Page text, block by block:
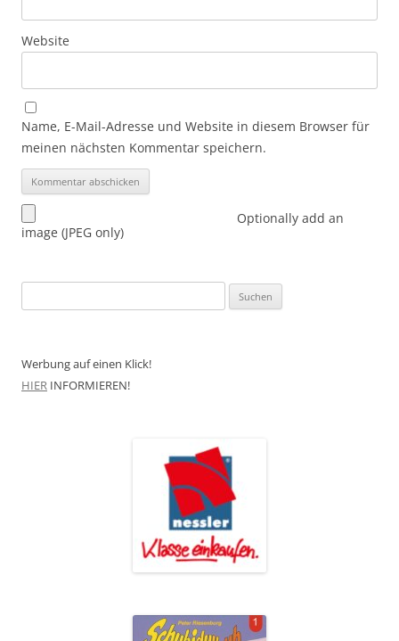
Website
Name, E-Mail-Adresse und Website in diesem Browser für
meinen nächsten Kommentar speichern.
Optionally add an
image (JPEG only)
nach:
Werbung auf einen Klick!
HIER INFORMIEREN!